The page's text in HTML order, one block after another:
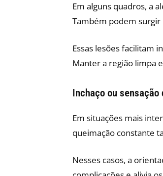
Em alguns quadros, a
Também podem surgir
Essas lesões facilitam
Manter a região limpa
Inchaço ou sensação
Em situações mais
queimação constante
Nesses casos, a